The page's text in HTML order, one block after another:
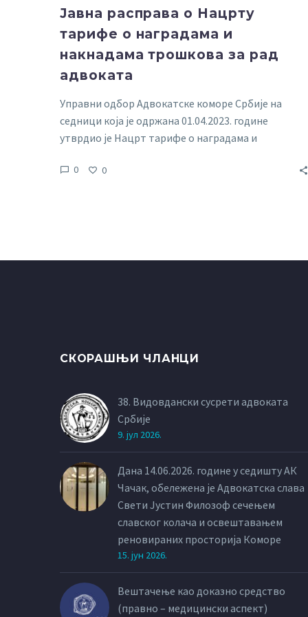
Јавна расправа о Нацрту
тарифе о наградама и
накнадама трошкова за рад
адвоката
Управни одбор Адвокатске коморе Србије на
седници која је одржана 01.04.2023. године
утврдио је Нацрт тарифе о наградама и
упућује на јавну расправу.
0 0
СКОРАШЊИ ЧЛАНЦИ
38. Видовдански сусрети адвоката
Србије
9. јул 2026.
Дана 14.06.2026. године у седишту АК
Чачак, обележена је Адвокатска слава
Свети Јустин Филозоф сечењем
славског колача и освештавањем
реновираних просторија Коморе
15. јун 2026.
Вештачење као доказно средство
(правно – медицински аспект)